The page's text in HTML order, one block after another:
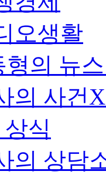
오생활
의 뉴
의 사건
식
의 상담